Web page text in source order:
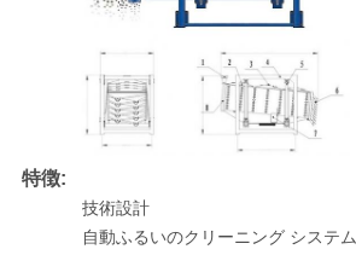
特徴:
技術設計
自動ふるいのクリーニング システム